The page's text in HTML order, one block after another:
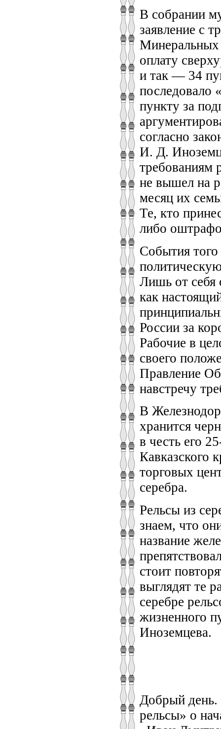
В собрании
заявление с
Минеральных
оплату
и так — 34
последовало
пункту за
согласно
И. Д.
требованиям
не вышел на
месяц их
Те, кто
либо
События
Лишь от себя
как
России за
Рабочие в
своего
Правление
навстречу
В
хранится
в честь его
Кавказского
торговых
серебра.
Рельсы из
знаем, что
название
стоит
выглядят те
серебре
жизненного
Иноземцева.
Добрый день.
рельсы» о